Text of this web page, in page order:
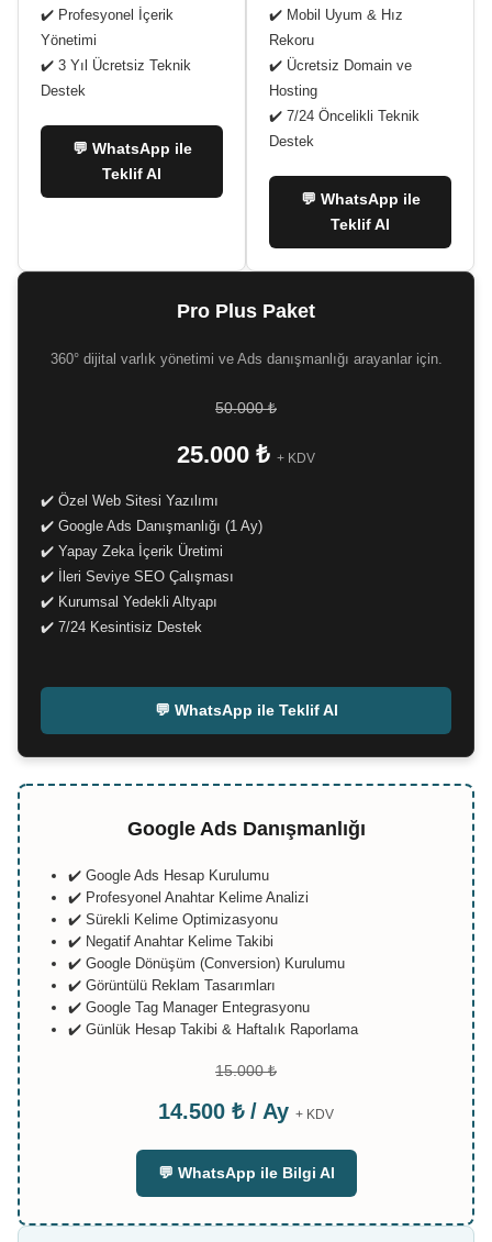
✔️ Profesyonel İçerik
Yönetimi
✔️ 3 Yıl Ücretsiz Teknik
Destek
💬 WhatsApp ile
Teklif Al
✔️ Mobil Uyum & Hız
Rekoru
✔️ Ücretsiz Domain ve
Hosting
✔️ 7/24 Öncelikli Teknik
Destek
💬 WhatsApp ile
Teklif Al
Pro Plus Paket
360° dijital varlık yönetimi ve Ads danışmanlığı arayanlar için.
50.000 ₺
25.000 ₺ + KDV
✔️ Özel Web Sitesi Yazılımı
✔️ Google Ads Danışmanlığı (1 Ay)
✔️ Yapay Zeka İçerik Üretimi
✔️ İleri Seviye SEO Çalışması
✔️ Kurumsal Yedekli Altyapı
✔️ 7/24 Kesintisiz Destek
💬 WhatsApp ile Teklif Al
Google Ads Danışmanlığı
✔️ Google Ads Hesap Kurulumu
✔️ Profesyonel Anahtar Kelime Analizi
✔️ Sürekli Kelime Optimizasyonu
✔️ Negatif Anahtar Kelime Takibi
✔️ Google Dönüşüm (Conversion) Kurulumu
✔️ Görüntülü Reklam Tasarımları
✔️ Google Tag Manager Entegrasyonu
✔️ Günlük Hesap Takibi & Haftalık Raporlama
15.000 ₺
14.500 ₺ / Ay + KDV
💬 WhatsApp ile Bilgi Al